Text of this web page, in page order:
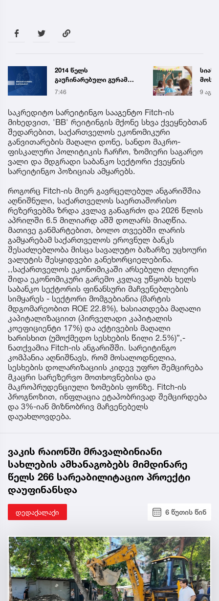
სიახლეები, რომლებიც
მოსწავლეებს 15
სექტემბერს სკოლებში
9 აგვ 20:03
წლის
10:05
საკრედიტო სარეიტინგო სააგენტო Fitch-ის
მიხედვით, 'BB' რეიტინგის მქონე სხვა ქვეყნებთან
შედარებით, საქართველოს ეკონომიკური
განვითარების მაღალი დონე, სანდო მაკრო-
ფისკალური პოლიტიკის ჩარჩო, ზომიერი საგარეო
ვალი და მდგრადი საბანკო სექტორი ქვეყნის
სარეიტინგო პოზიციას ამყარებს.
როგორც Fitch-ის მიერ გავრცელებულ ანგარიშშია
აღნიშნული, საქართველოს საერთაშორისო
რეზერვებმა ზრდა კვლავ განაგრძო და 2026 წლის
აპრილში 6.5 მილიარდ აშშ დოლარს მიაღწია.
მათივე განმარტებით, ბოლო თვეებში ლარის
გამყარებამ საქართველოს ეროვნულ ბანკს
შესაძლებლობა მისცა სავალუტო ბაზარზე უცხოური
ვალუტის შესყიდვები განეხორციელებინა.
,,საქართველოს ეკონომიკაში არსებული ძლიერი
შიდა ეკონომიკური გარემო კვლავ უწყობს ხელს
საბანკო სექტორის ფინანსური მაჩვენებლების
სიმყარეს - სექტორი მომგებიანია (მარტის
მდგომარეობით ROE 22.8%), ხასიათდება მაღალი
კაპიტალიზაციით (პირველადი კაპიტალის
კოეფიციენტი 17%) და აქტივების მაღალი
ხარისხით (უმოქმედო სესხების წილი 2.5%)”,-
ნათქვამია Fitch-ის ანგარიშში. სარეიტინგო
კომპანია აღნიშნავს, რომ მოსალოდნელია,
სესხების დოლარიზაციის კიდევ უფრო შემცირება
მკაცრი სარეზერვო მოთხოვნებისა და
მაკროპრუდენციული ზომების ფონზე. Fitch-ის
პროგნოზით, ინფლაცია ეტაპობრივად შემცირდება
და 3%-იან მიზნობრივ მაჩვენებელს
დაუახლოვდება.
ვაკის რაიონში მრავალბინიანი
სახლების ამხანაგობებს მიმდინარე
წელს 266 სარეაბილიტაციო პროექტი
დაუფინანსდა
დედაქალაქი 6 წუთის წინ